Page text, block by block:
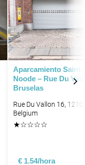
P
P
P
P
Aparcamiento Saint-
Noode – Rue Du
Bruselas
Rue Du Vallon 16, 1210
Belgium
★☆☆☆☆
€ 1.54/hora